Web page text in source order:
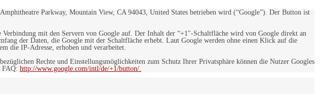
Parkway, Mountain View, CA 94043, United States betrieben wird (“Google”). Der Button ist
mit den Servern von Google auf. Der Inhalt der “+1″-Schaltfläche wird von Google direkt an
der Daten, die Google mit der Schaltfläche erhebt. Laut Google werden ohne einen Klick auf die
die IP-Adresse, erhoben und verarbeitet.
Rechte und Einstellungsmöglichkeiten zum Schutz Ihrer Privatsphäre können die Nutzer Googles
FAQ: http://www.google.com/intl/de/+1/button/.